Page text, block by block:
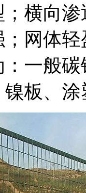
横向
网体
一般
板、